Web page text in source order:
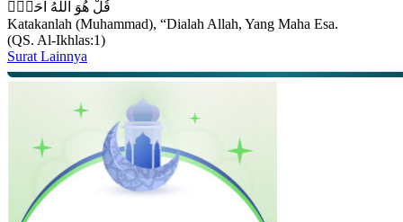
قُلْ هُوَ اللّٰهُ اَحَدٌۚ
Katakanlah (Muhammad), “Dialah Allah, Yang Maha Esa.
(QS. Al-Ikhlas:1)
Surat Lainnya